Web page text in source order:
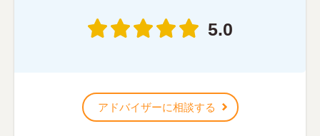
5.0
アドバイザーに相談する